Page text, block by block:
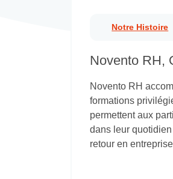
Notre Histoire
Novento RH,
Novento RH
formations
permettent aux
dans leur
retour en